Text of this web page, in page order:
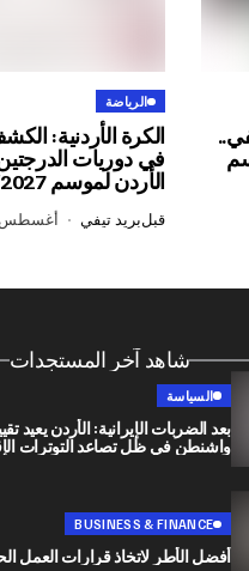
الرياضة
الكرة الأردنية:
في دوريات
الأردن لموسم 2026/2027
قبلبريد تيفي أغسطس 5,
شاهد آخر المستجدات
السياسة
بعد الضربات الإيرانية: الأردن يعيد
واشنطن في ظل تصاعد التوترات
BUSINESS & FINANCE
أفضل الأطر لاتخاذ قرارات العمل